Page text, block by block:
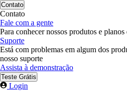
Contato
Contato
Fale com a gente
Para conhecer nossos produtos e planos
Suporte
Está com problemas em algum dos
nosso suporte
Assista à demonstração
Teste Grátis
Login